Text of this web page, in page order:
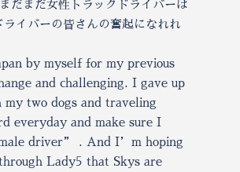
ックドライバーは
んの奮起になれれ
for my previous
I gave up
traveling
make sure I
And I’m hoping
that Skys are